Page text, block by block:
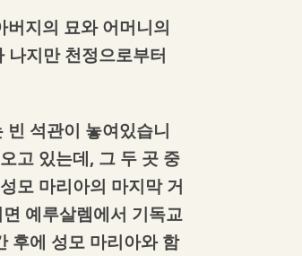
지의 묘와 어머니의
나지만 천정으로부터
석관이 놓여있습니
고 있는데, 그 두 곳 중
모 마리아의 마지막 거
예루살렘에서 기독교
후에 성모 마리아와 함